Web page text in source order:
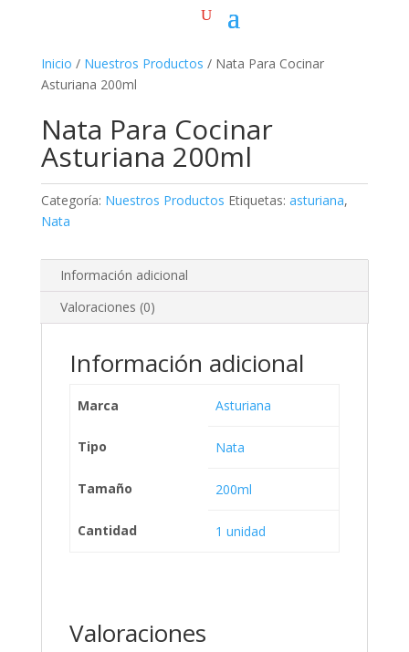
Inicio / Nuestros Productos / Nata Para Cocinar
Asturiana 200ml
Nata Para Cocinar
Asturiana 200ml
Categoría: Nuestros Productos Etiquetas: asturiana,
Nata
Información adicional
Valoraciones (0)
Información adicional
Marca Asturiana
Tipo Nata
Tamaño 200ml
Cantidad 1 unidad
Valoraciones